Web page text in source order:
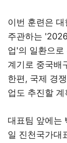
이번 훈련은
주관하는
업'의 일환으
계기로 중국배
한편, 국제 경
업도 추진할 계
대표팀 앞에는
일 진천국가대